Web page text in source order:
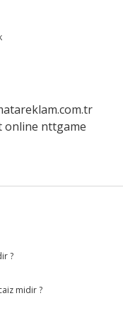
online nttgame
?
midir ?